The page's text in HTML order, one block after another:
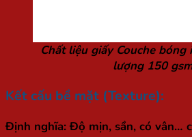
Chất liệu giấy Couche bóng
lượng 150
Kết cấu bề mặt (Texture):
Định nghĩa: Độ mịn, sần, có vân…